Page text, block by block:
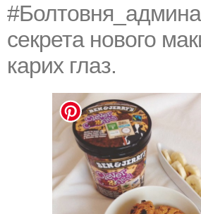
секрета нового
карих глаз.